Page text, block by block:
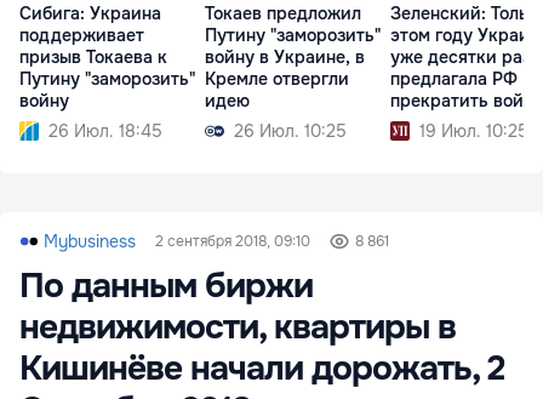
Сибига: Украина
поддерживает
призыв Токаева к
Путину "заморозить"
войну
26 Июл. 18:45
Токаев предложил
Путину "заморозить"
войну в Украине, в
Кремле отвергли
идею
26 Июл. 10:25
Зеленский:
этом году
уже десятки раз
предлагала РФ
прекратить войну
19 Июл. 10:25
Mybusiness 2 сентября 2018, 09:10 8 861
По данным биржи
недвижимости, квартиры в
Кишинёве начали дорожать, 2